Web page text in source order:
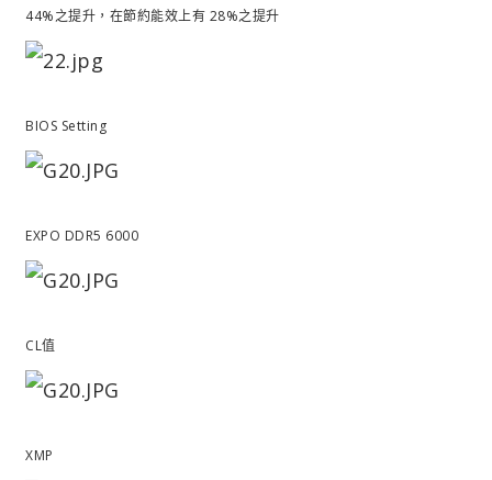
44%之提升，在節約能效上有 28%之提升
BIOS Setting
EXPO DDR5 6000
CL值
XMP